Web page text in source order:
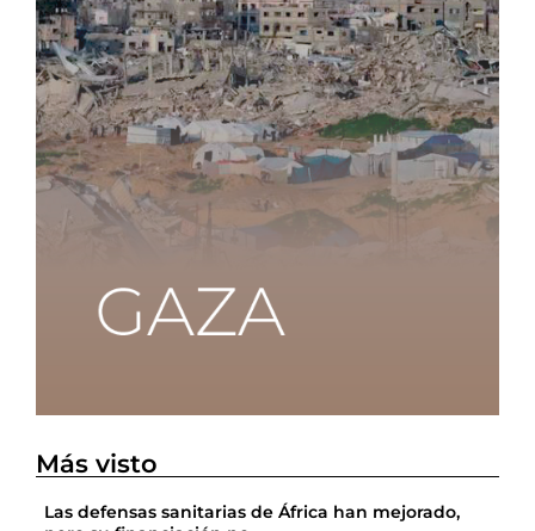
Más visto
Las defensas sanitarias de África han mejorado,